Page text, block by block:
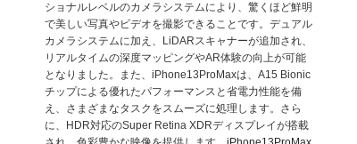
ショナルレベルのカメラシステムにより、驚くほど鮮明
で美しい写真やビデオを撮影できることです。デュアル
カメラシステムに加え、LiDARスキャナーが追加され、
リアルタイムの深度マッピングやAR体験の向上が可能
となりました。また、iPhone13ProMaxは、A15 Bionic
チップによる優れたパフォーマンスと省電力性能を備
え、さまざまなタスクをスムーズに処理します。さら
に、HDR対応のSuper Retina XDRディスプレイが搭載